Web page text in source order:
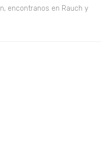
encontranos en Rauch y